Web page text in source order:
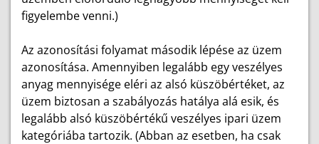
figyelembe venni.)
Az azonosítási folyamat második lépése az üzem
azonosítása. Amennyiben legalább egy veszélyes
anyag mennyisége eléri az alsó küszöbértéket, az
üzem biztosan a szabályozás hatálya alá esik, és
legalább alsó küszöbértékű veszélyes ipari üzem
kategóriába tartozik. (Abban az esetben, ha csak